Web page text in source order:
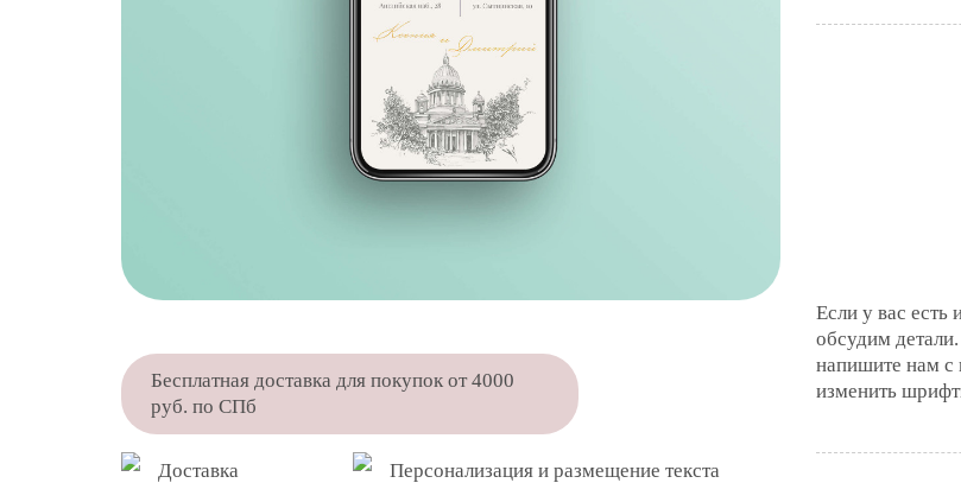
Бесплатная доставка для покупок от 4000
руб. по СПб
Доставка
Персонализация и размещение текста
Если у вас есть
обсудим
напишите нам
изменить